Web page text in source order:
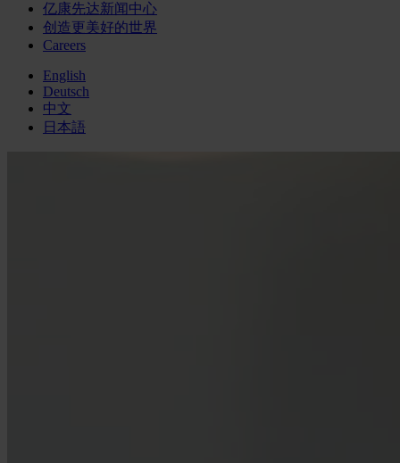
亿康先达新闻中心
创造更美好的世界
Careers
English
Deutsch
中文
日本語